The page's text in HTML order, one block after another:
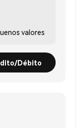
valores
Débito